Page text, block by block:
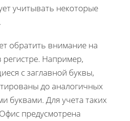
учитывать некоторые
обратить внимание на
регистре. Например,
с заглавной буквы,
до аналогичных
буквами. Для учета таких
предусмотрена